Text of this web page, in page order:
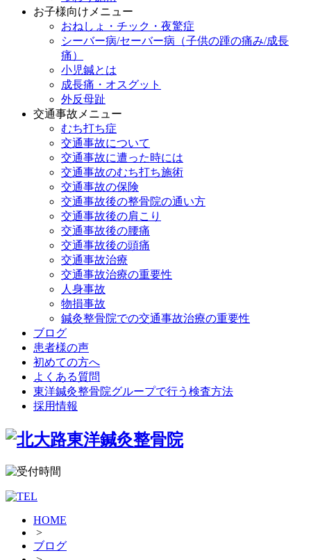
お子様向けメニュー
おねしょ・チック・夜驚症
シーバー病/セーバー病（子供の踵の痛み/成長
痛）
小児鍼とは
成長痛・オスグット
外反母趾
交通事故メニュー
むち打ち症
交通事故について
交通事故に遭った時には
交通事故のむち打ち施術
交通事故の保険
交通事故後の整骨院の通い方
交通事故後の肩こり
交通事故後の腰痛
交通事故後の頭痛
交通事故治療
交通事故治療の重要性
人身事故
物損事故
鍼灸整骨院での交通事故治療の重要性
ブログ
患者様の声
初めての方へ
よくある質問
東洋鍼灸整骨院グループで行う検査方法
採用情報
HOME
>
ブログ